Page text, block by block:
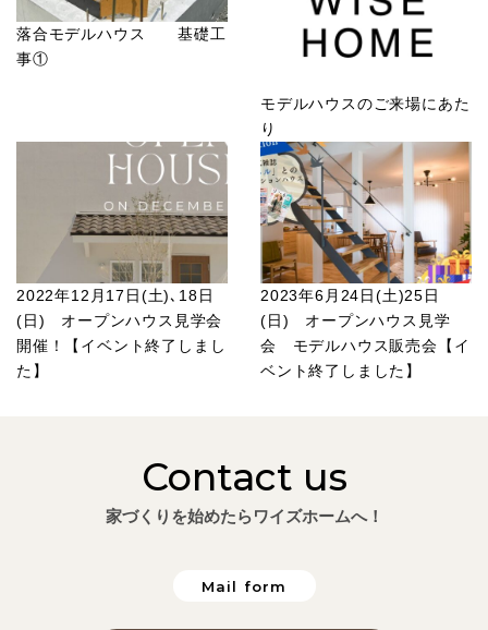
落合モデルハウス 基礎工
事①
モデルハウスのご来場にあた
り
2022年12月17日(土)､18日
(日) オープンハウス見学会
開催！【イベント終了しまし
た】
2023年6月24日(土)25日
(日) オープンハウス見学
会 モデルハウス販売会【イ
ベント終了しました】
Contact us
家づくりを始めたらワイズホームへ！
Mail form